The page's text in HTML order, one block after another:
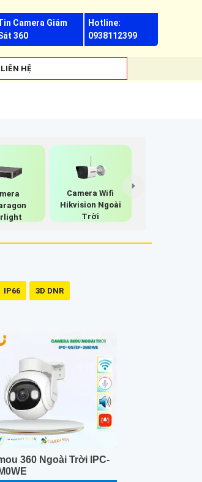
Camera Giám
360
Hotline:
0938112399
LIÊN HỆ
Camera Wifi
Hikvision Ngoài
Trời
IP66 3D DNR
360 Ngoài Trời IPC-